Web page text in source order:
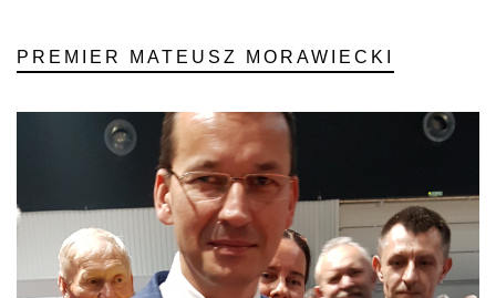
PREMIER MATEUSZ MORAWIECKI